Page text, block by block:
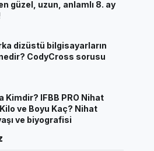
güzel, uzun, anlamlı 8. ay
dizüstü bilgisayarların
CodyCross sorusu
Kimdir? IFBB PRO Nihat
ve Boyu Kaç? Nihat
ve biyografisi